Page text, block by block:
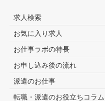
求人検索
お気に入り求人
お仕事ラボの特長
お申し込み後の流れ
派遣のお仕事
転職・派遣のお役⽴ちコラム